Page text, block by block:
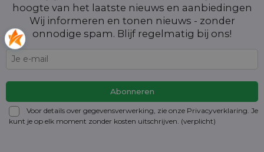
hoogte van het laatste nieuws en aanbiedingen
Wij informeren en tonen nieuws - zonder
onnodige spam. Blijf regelmatig bij ons!
Voor details over gegevensverwerking, zie onze Privacyverklaring. Je
kunt je op elk moment zonder kosten uitschrijven. (verplicht)